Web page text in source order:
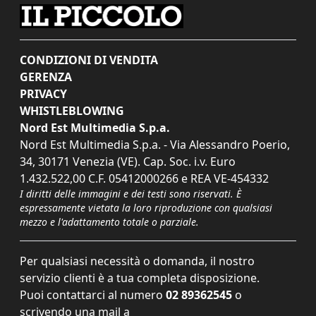
CONDIZIONI DI VENDITA
GERENZA
PRIVACY
WHISTLEBLOWING
Nord Est Multimedia S.p.a.
Nord Est Multimedia S.p.a. - Via Alessandro Poerio,
34, 30171 Venezia (VE). Cap. Soc. i.v. Euro
1.432.522,00 C.F. 05412000266 e REA VE-454332
I diritti delle immagini e dei testi sono riservati. È
espressamente vietata la loro riproduzione con qualsiasi
mezzo e l'adattamento totale o parziale.
Per qualsiasi necessità o domanda, il nostro
servizio clienti è a tua completa disposizione.
Puoi contattarci al numero 02 89362545 o
scrivendo una mail a